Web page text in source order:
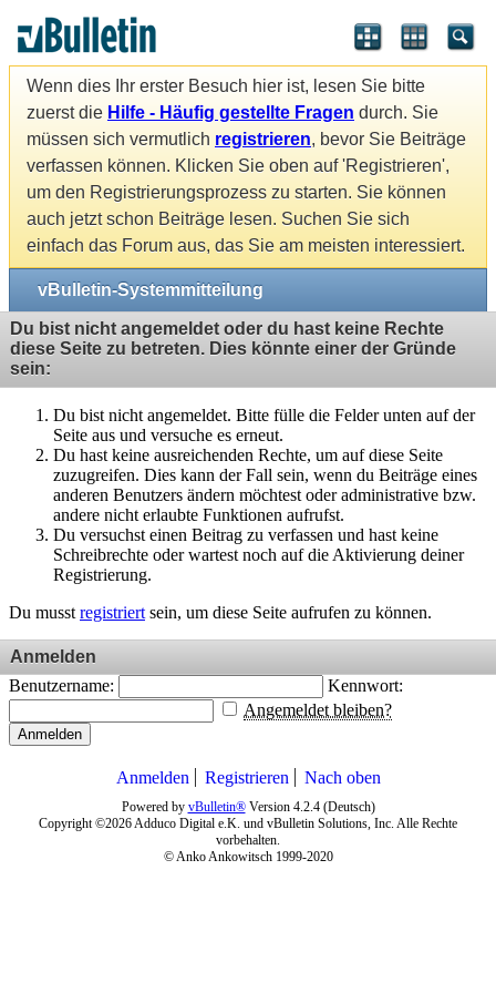
Wenn dies Ihr erster Besuch hier ist, lesen Sie bitte
zuerst die Hilfe - Häufig gestellte Fragen durch. Sie
müssen sich vermutlich registrieren, bevor Sie Beiträge
verfassen können. Klicken Sie oben auf 'Registrieren',
um den Registrierungsprozess zu starten. Sie können
auch jetzt schon Beiträge lesen. Suchen Sie sich
einfach das Forum aus, das Sie am meisten interessiert.
vBulletin-Systemmitteilung
Du bist nicht angemeldet oder du hast keine Rechte
diese Seite zu betreten. Dies könnte einer der Gründe
sein:
Du bist nicht angemeldet. Bitte fülle die Felder unten auf der
Seite aus und versuche es erneut.
Du hast keine ausreichenden Rechte, um auf diese Seite
zuzugreifen. Dies kann der Fall sein, wenn du Beiträge eines
anderen Benutzers ändern möchtest oder administrative bzw.
andere nicht erlaubte Funktionen aufrufst.
Du versuchst einen Beitrag zu verfassen und hast keine
Schreibrechte oder wartest noch auf die Aktivierung deiner
Registrierung.
Du musst registriert sein, um diese Seite aufrufen zu können.
Anmelden
Benutzername:
Kennwort:
Angemeldet bleiben?
Anmelden
Anmelden Registrieren Nach oben
Powered by vBulletin®Version 4.2.4 (Deutsch)
Copyright ©2026 Adduco Digital e.K. und vBulletin Solutions, Inc. Alle Rechte
vorbehalten.
© Anko Ankowitsch 1999-2020